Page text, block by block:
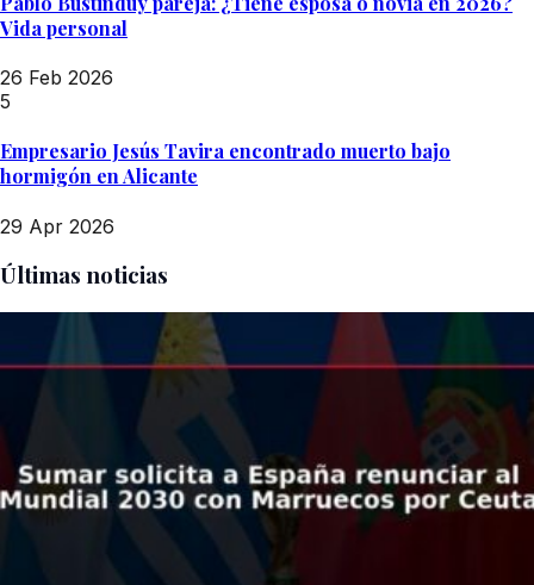
Vida personal
26 Feb 2026
5
Empresario Jesús Tavira encontrado muerto bajo
hormigón en Alicante
29 Apr 2026
Últimas noticias